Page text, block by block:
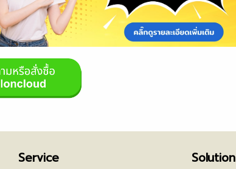
Service Solution